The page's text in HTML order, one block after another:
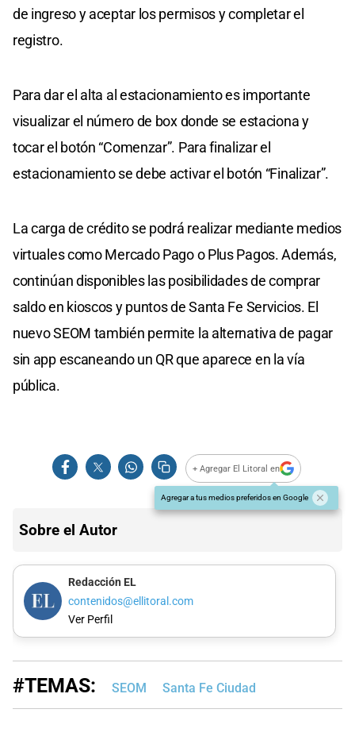
de ingreso y aceptar los permisos y completar el
registro.
Para dar el alta al estacionamiento es importante
visualizar el número de box donde se estaciona y
tocar el botón “Comenzar”. Para finalizar el
estacionamiento se debe activar el botón “Finalizar”.
La carga de crédito se podrá realizar mediante medios
virtuales como Mercado Pago o Plus Pagos. Además,
continúan disponibles las posibilidades de comprar
saldo en kioscos y puntos de Santa Fe Servicios. El
nuevo SEOM también permite la alternativa de pagar
sin app escaneando un QR que aparece en la vía
pública.
+ Agregar El Litoral en
Agregar a tus medios preferidos en Google
Sobre el Autor
Redacción EL
contenidos@ellitoral.com
Ver Perfil
#TEMAS: SEOM Santa Fe Ciudad